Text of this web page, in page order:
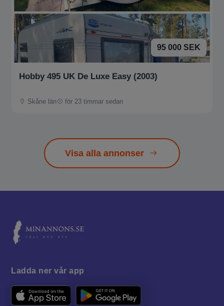
95 000 SEK
Hobby 495 UK De Luxe Easy (2003)
Skåne län för 23 timmar sedan
Visa alla annonser
Ladda ner vår app